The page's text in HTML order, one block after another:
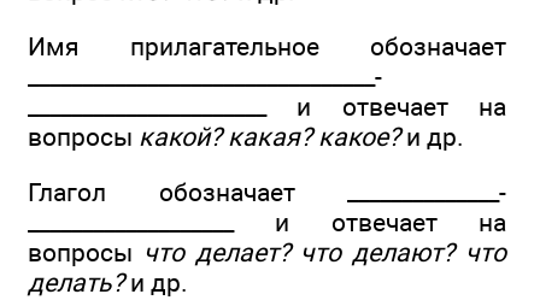
Имя прилагательное обозначает
________________­________________­
______________________ и отвечает на
вопросы какой? какая? какое?и др.
Глагол обозначает ______________­
___________________ и отвечает на
вопросы что делает? что делают? что
делать?и др.